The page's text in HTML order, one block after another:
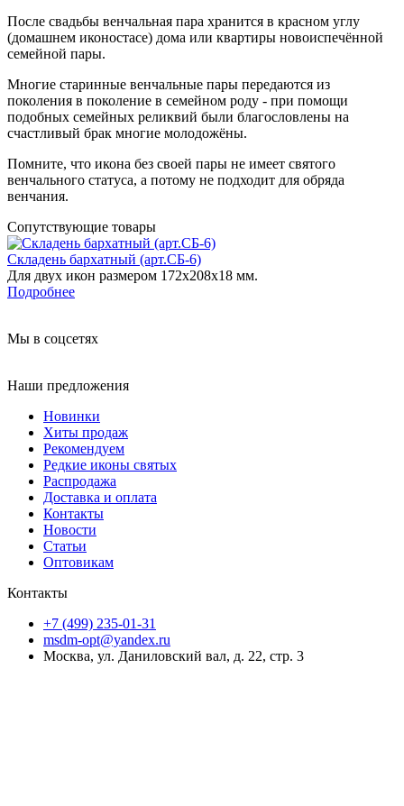
После свадьбы венчальная пара хранится в красном углу
(домашнем иконостасе) дома или квартиры новоиспечённой
семейной пары.
Многие старинные венчальные пары передаются из
поколения в поколение в семейном роду - при помощи
подобных семейных реликвий были благословлены на
счастливый брак многие молодожёны.
Помните, что икона без своей пары не имеет святого
венчального статуса, а потому не подходит для обряда
венчания.
Сопутствующие товары
Складень бархатный (арт.СБ-6)
Для двух икон размером 172х208х18 мм.
Подробнее
Мы в соцсетях
Наши предложения
Новинки
Хиты продаж
Рекомендуем
Редкие иконы святых
Распродажа
Доставка и оплата
Контакты
Новости
Статьи
Оптовикам
Контакты
+7 (499) 235-01-31
msdm-opt@yandex.ru
Москва, ул. Даниловский вал, д. 22, стр. 3